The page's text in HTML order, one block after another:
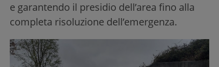
e garantendo il presidio dell’area fino alla
completa risoluzione dell’emergenza.